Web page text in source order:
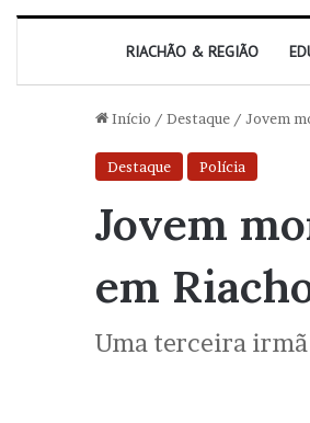
RIACHÃO & REGIÃO
Início / Destaque / Jovem
Destaque Polícia
Jovem
em
Uma terceira